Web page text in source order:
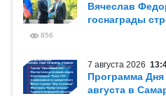
Вячеслав
госнаграды
856
7 августа 2026
Программа Дня
августа в